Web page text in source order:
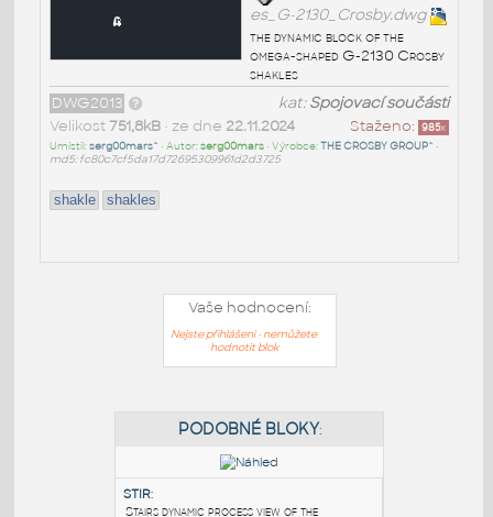
es_G-2130_Crosby.dwg
the dynamic block of the
omega-shaped G-2130 Crosby
shakles
kat:Spojovací součásti
DWG2013
Staženo: 985x
Velikost 751,8kB• ze dne 22.11.2024
Umístil:serg00mars^ • Autor:serg00mars• Výrobce:THE CROSBY GROUP^ •
md5: fc80c7cf5da17d72695309961d2d3725
shakle shakles
Vaše hodnocení:
Nejste přihlášeni - nemůžete
hodnotit blok